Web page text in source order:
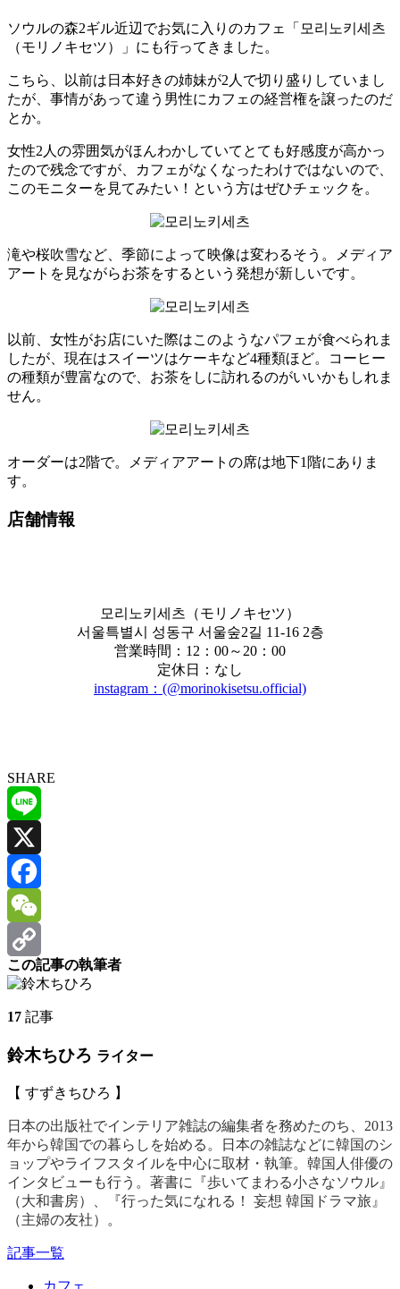
ソウルの森2ギル近辺でお気に入りのカフェ「모리노키세츠
（モリノキセツ）」にも行ってきました。
こちら、以前は日本好きの姉妹が2人で切り盛りしていまし
たが、事情があって違う男性にカフェの経営権を譲ったのだ
とか。
女性2人の雰囲気がほんわかしていてとても好感度が高かっ
たので残念ですが、カフェがなくなったわけではないので、
このモニターを見てみたい！という方はぜひチェックを。
滝や桜吹雪など、季節によって映像は変わるそう。メディア
アートを見ながらお茶をするという発想が新しいです。
以前、女性がお店にいた際はこのようなパフェが食べられま
したが、現在はスイーツはケーキなど4種類ほど。コーヒー
の種類が豊富なので、お茶をしに訪れるのがいいかもしれま
せん。
オーダーは2階で。メディアアートの席は地下1階にありま
す。
店舗情報
모리노키세츠（モリノキセツ）
서울특별시 성동구 서울숲2길 11-16 2층
営業時間：12：00～20：00
定休日：なし
instagram：(@morinokisetsu.official)
SHARE
Line
X
Facebook
WeChat
Copy
Link
この記事の執筆者
17 記事
鈴木ちひろ ライター
【 すずきちひろ 】
日本の出版社でインテリア雑誌の編集者を務めたのち、2013
年から韓国での暮らしを始める。日本の雑誌などに韓国のシ
ョップやライフスタイルを中心に取材・執筆。韓国人俳優の
インタビューも行う。著書に『歩いてまわる小さなソウル』
（大和書房）、『行った気になれる！ 妄想 韓国ドラマ旅』
（主婦の友社）。
記事一覧
カフェ